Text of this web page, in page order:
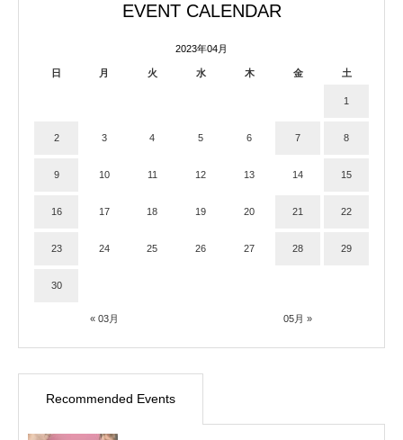
EVENT CALENDAR
2023年04月
日 月 火 水 木 金 土
« 03月 05月 »
1
2 3 4 5 6 7 8
9 10 11 12 13 14 15
16 17 18 19 20 21 22
23 24 25 26 27 28 29
30
Recommended Events